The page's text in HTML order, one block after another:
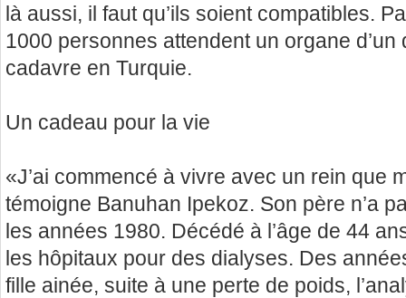
là aussi, il faut qu’ils soient compatibles.
1000 personnes attendent un organe d’un
cadavre en Turquie.
Un cadeau pour la vie
«J’ai commencé à vivre avec un rein que
témoigne Banuhan Ipekoz. Son père n’a
les années 1980. Décédé à l’âge de 44
les hôpitaux pour des dialyses. Des
fille ainée, suite à une perte de poids,